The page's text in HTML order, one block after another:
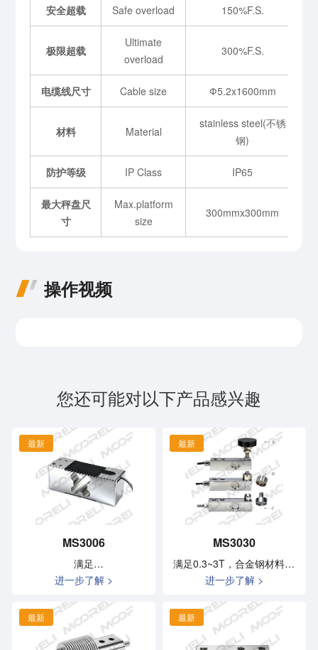
安全超载 Safe overload 150%F.S.
极限超载
Ultimate
overload
300%F.S.
电缆线尺寸 Cable size Ф5.2x1600mm
材料 Material
stainless steel(不锈
钢)
防护等级 IP Class IP65
最大秤盘尺
寸
Max.platform
size
300mmx300mm
操作视频
您还可能对以下产品感兴趣
最新
MS3006
满足
3,5,7.5,15,20,30,50,75,100,150,200kg，
度高、抗偏载能力强
进一步了解 >
最新
MS3030
满足0.3~3T，合金钢材料，
稳定性强
进一步了解 >
最新 最新